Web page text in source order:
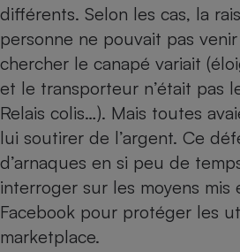
différents. Selon les cas, la
personne ne pouvait pas
chercher le canapé variait
et le transporteur n’était pas
Relais colis…). Mais toutes
lui soutirer de l’argent. Ce
d’arnaques en si peu de
interroger sur les moyens
Facebook pour protéger les
marketplace.